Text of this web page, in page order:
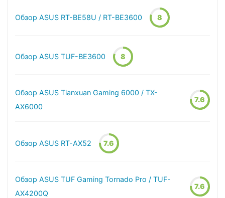
Обзор ASUS RT-BE58U / RT-BE3600 8
Обзор ASUS TUF-BE3600 8
Обзор ASUS Tianxuan Gaming 6000 / TX-
AX6000
7.6
Обзор ASUS RT-AX52 7.6
Обзор ASUS TUF Gaming Tornado Pro / TUF-
AX4200Q
7.6